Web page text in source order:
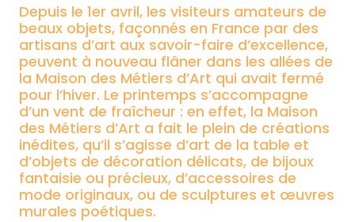
Depuis le 1er avril, les visiteurs amateurs de
beaux objets, façonnés en France par des
artisans d’art aux savoir-faire d’excellence,
peuvent à nouveau flâner dans les allées de
la Maison des Métiers d’Art qui avait fermé
pour l’hiver. Le printemps s’accompagne
d’un vent de fraîcheur : en effet, la Maison
des Métiers d’Art a fait le plein de créations
inédites, qu’il s’agisse d’art de la table et
d’objets de décoration délicats, de bijoux
fantaisie ou précieux, d’accessoires de
mode originaux, ou de sculptures et œuvres
murales poétiques.